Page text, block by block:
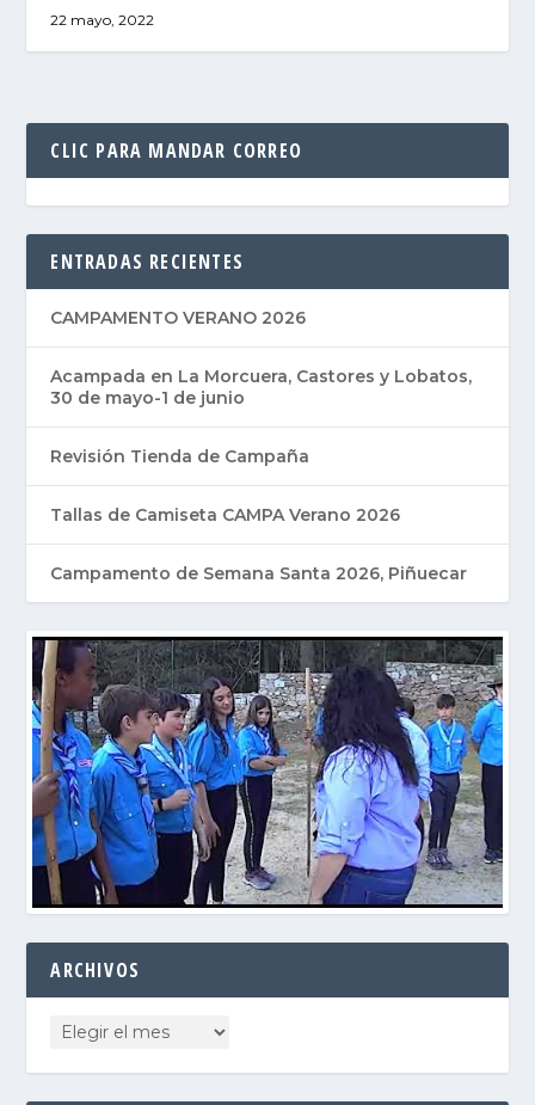
22 mayo, 2022
CLIC PARA MANDAR CORREO
ENTRADAS RECIENTES
CAMPAMENTO VERANO 2026
Acampada en La Morcuera, Castores y Lobatos,
30 de mayo-1 de junio
Revisión Tienda de Campaña
Tallas de Camiseta CAMPA Verano 2026
Campamento de Semana Santa 2026, Piñuecar
ARCHIVOS